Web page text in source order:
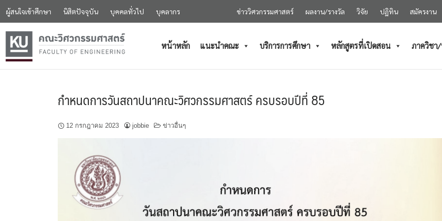
ผู้สนใจเข้าศึกษา นิสิตปัจจุบัน บุคคลทั่วไป บุคลากร ข่าววิศวกรรมศาสตร์ ผลงาน/รางวัล วิจัย ปฏิทิน สมัครงาน
หน้าหลัก แนะนำคณะ บริการการศึกษา หลักสูตรที่เปิดสอน ภาควิชา
กำหนดการวันสถาปนาคณะวิศวกรรมศาสตร์ ครบรอบปีที่ 85
12 กรกฎาคม 2023 jobbie ข่าวอื่นๆ